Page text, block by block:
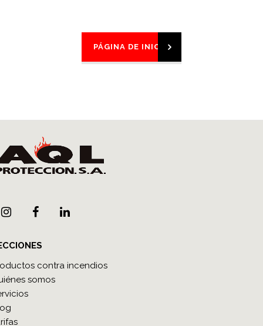
PÁGINA DE INICIO
contra incendios
somos